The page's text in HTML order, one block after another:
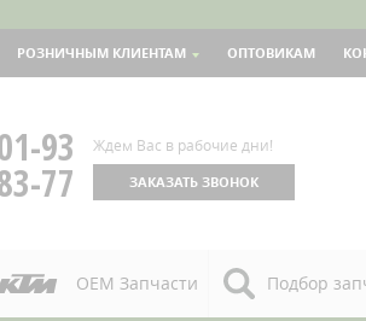
РОЗНИЧНЫМ КЛИЕНТАМ ОПТОВИКАМ
93
77
Ждем Вас в рабочие дни!
ЗАКАЗАТЬ ЗВОНОК
OEM Запчасти Подбор